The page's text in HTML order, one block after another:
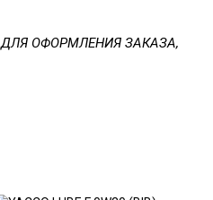
ДЛЯ ОФОРМЛЕНИЯ ЗАКАЗА,